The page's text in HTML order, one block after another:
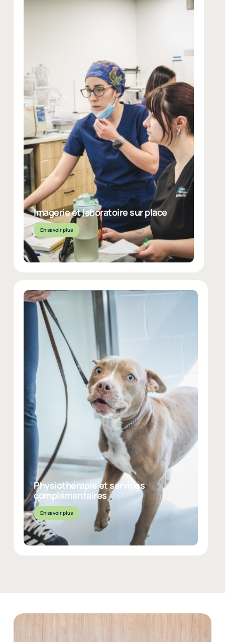
Imagerie et laboratoire sur place
En savoir plus
Imagerie et laboratoire sur place
Radiographie numérique, échographie, tests de
laboratoire… Nous posons des diagnostics rapides et
fiables, directement à la clinique, et ce, grâce à des
technologies de pointe.
EN SAVOIR PLUS
Physiothérapie et services
complémentaires
En savoir plus
Physiothérapie et services
complémentaires
Pour aider votre animal à retrouver sa mobilité ou à gérer la
douleur chronique, notre service de physiothérapie
propose des soins adaptés.
EN SAVOIR PLUS